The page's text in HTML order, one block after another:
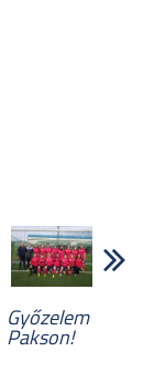
Győzelem
Pakson!